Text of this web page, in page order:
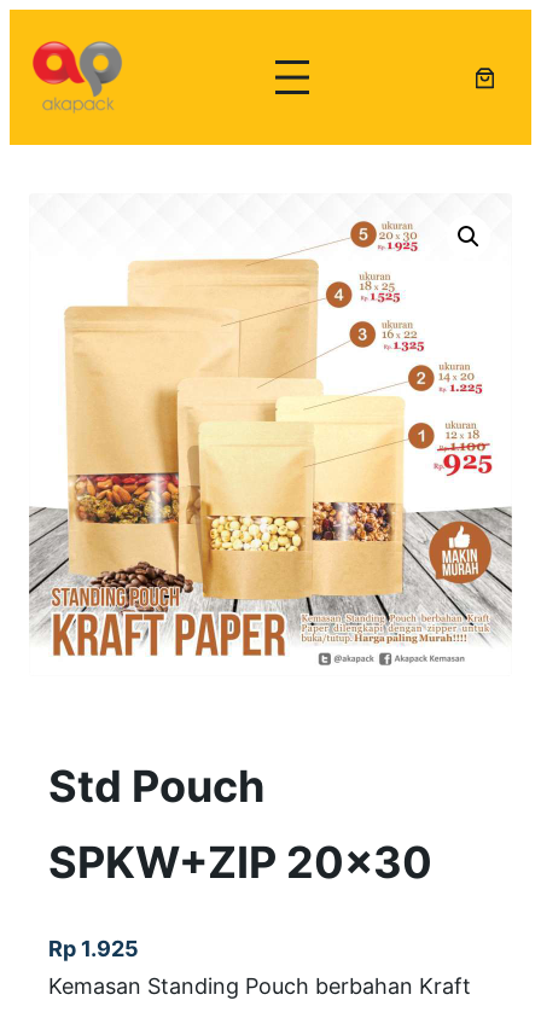
konten
Std Pouch
SPKW+ZIP 20×30
Rp 1.925
Kemasan Standing Pouch berbahan Kraft